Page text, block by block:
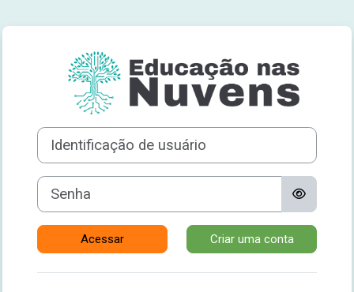
Acesso a
Avançar para criar nova conta
Identificação de usuário
Senha
Acessar Criar uma conta